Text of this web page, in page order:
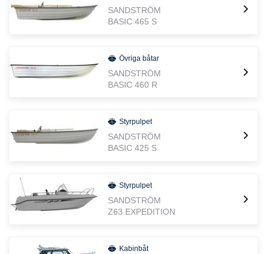
SANDSTRÖM
BASIC 465 S
Övriga båtar
SANDSTRÖM
BASIC 460 R
Styrpulpet
SANDSTRÖM
BASIC 425 S
Styrpulpet
SANDSTRÖM
Z63 EXPEDITION
Kabinbåt